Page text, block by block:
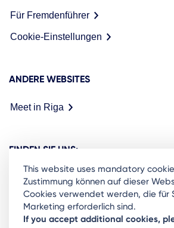
Für Fremdenführer
Cookie-Einstellungen
ANDERE WEBSITES
Meet in Riga
FINDEN SIE UNS:
Ready to stay in the loop on
This website uses mandatory
Zustimmung können auf dieser
Cookies verwendet werden, die für
Marketing erforderlich sind.
If you accept additional cookies,